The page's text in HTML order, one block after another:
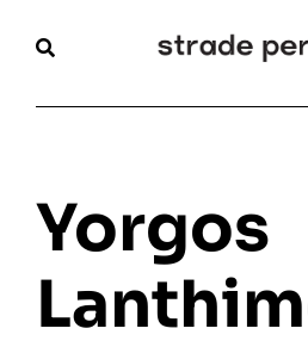
Magazine
Interviste
Yorgos